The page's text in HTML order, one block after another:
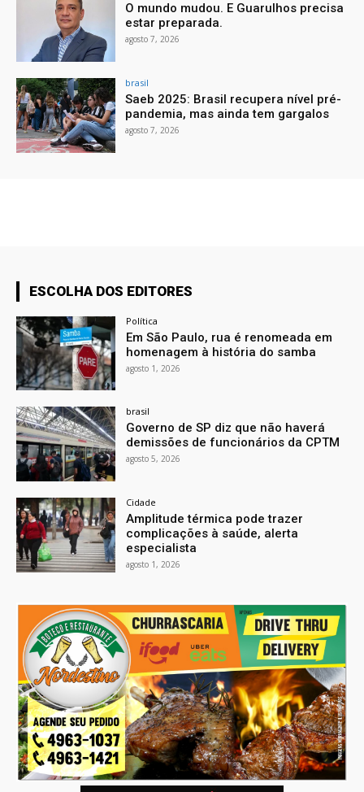
O mundo mudou. E Guarulhos precisa
estar preparada.
agosto 7, 2026
brasil
Saeb 2025: Brasil recupera nível pré-
pandemia, mas ainda tem gargalos
agosto 7, 2026
ESCOLHA DOS EDITORES
Política
Em São Paulo, rua é renomeada em
homenagem à história do samba
agosto 1, 2026
brasil
Governo de SP diz que não haverá
demissões de funcionários da CPTM
agosto 5, 2026
Cidade
Amplitude térmica pode trazer
complicações à saúde, alerta
especialista
agosto 1, 2026